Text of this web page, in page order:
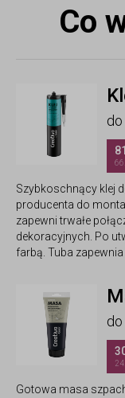
Co
Szybkoschnący klej
producenta do
zapewni trwałe
dekoracyjnych. Po
farbą. Tuba
Gotowa masa